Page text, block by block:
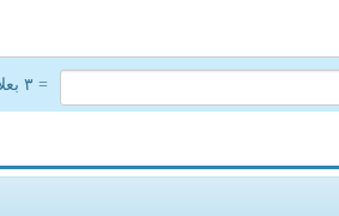
= ۳ بعلاوه ۱